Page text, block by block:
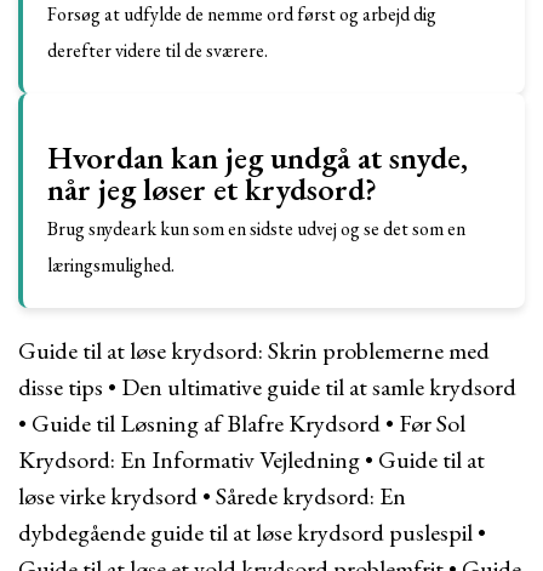
Forsøg at udfylde de nemme ord først og arbejd dig
derefter videre til de sværere.
Hvordan kan jeg undgå at snyde,
når jeg løser et krydsord?
Brug snydeark kun som en sidste udvej og se det som en
læringsmulighed.
Guide til at løse krydsord: Skrin problemerne med
disse tips • Den ultimative guide til at samle krydsord
• Guide til Løsning af Blafre Krydsord• Før Sol
Krydsord: En Informativ Vejledning• Guide til at
løse virke krydsord•Sårede krydsord: En
dybdegående guide til at løse krydsord puslespil•